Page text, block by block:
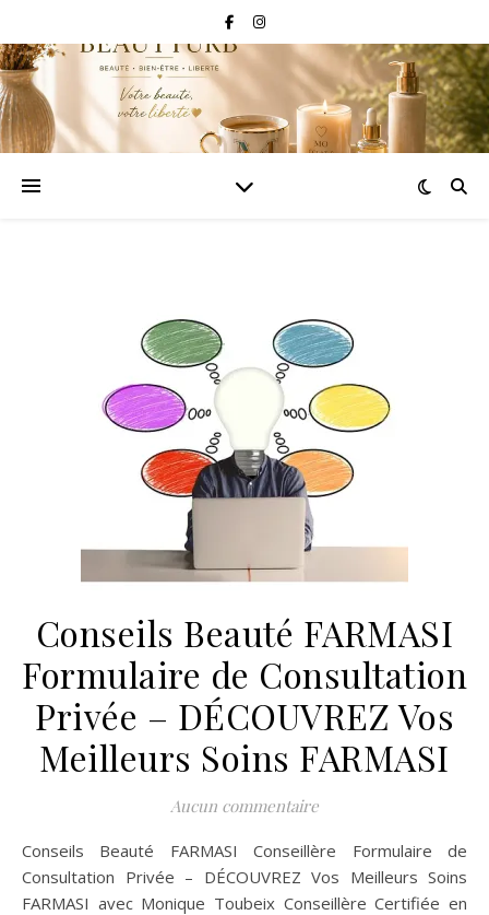
Conseils Beauté FARMASI
Formulaire de Consultation
Privée – DÉCOUVREZ Vos
Meilleurs Soins FARMASI
Aucun commentaire
Conseils Beauté FARMASI Conseillère Formulaire de
Consultation Privée – DÉCOUVREZ Vos Meilleurs Soins
FARMASI avec Monique Toubeix Conseillère Certifiée en